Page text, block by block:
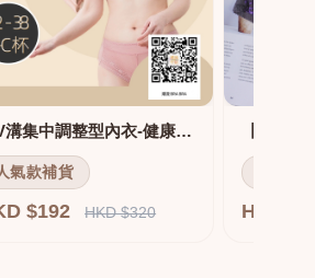
深V溝集中調整型內衣-健康軟鋼圈
氣款補貨
$192 HKD $320 HKD